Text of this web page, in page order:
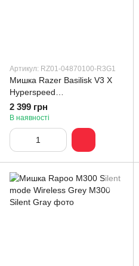
Артикул: RZ01-04870100-R3G1
Мишка Razer Basilisk V3 X
Hyperspeed
Bluetooth/Wireless (RZ01-
04870100-R3G1)
2 399 грн
В наявності